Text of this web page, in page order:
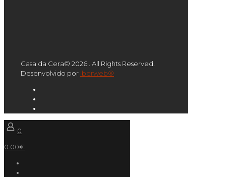
Casa da Cera© 2026 . All Rights Reserved.
Desenvolvido por Iberweb®
0
0.00€